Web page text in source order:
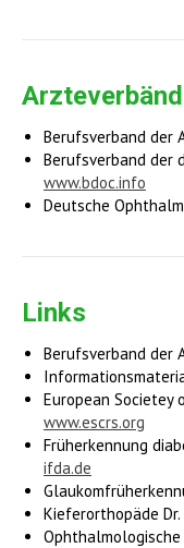
Berufsverband der
Berufsverband der
www.bdoc.info
Deutsche
Links
Berufsverband der
European Societey
www.escrs.org
Früherkennung
ifda.de
Kieferorthopäde